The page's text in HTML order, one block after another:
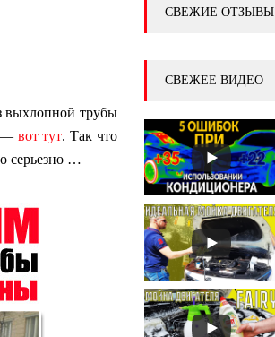
выхлопной трубы
— вот тут. Так что
серьезно …
СВЕЖИЕ ОТЗЫВЫ
СВЕЖЕЕ ВИДЕО